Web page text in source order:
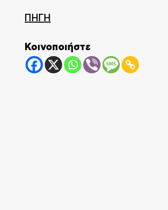
ΠΗΓΗ
Κοινοποιήστε